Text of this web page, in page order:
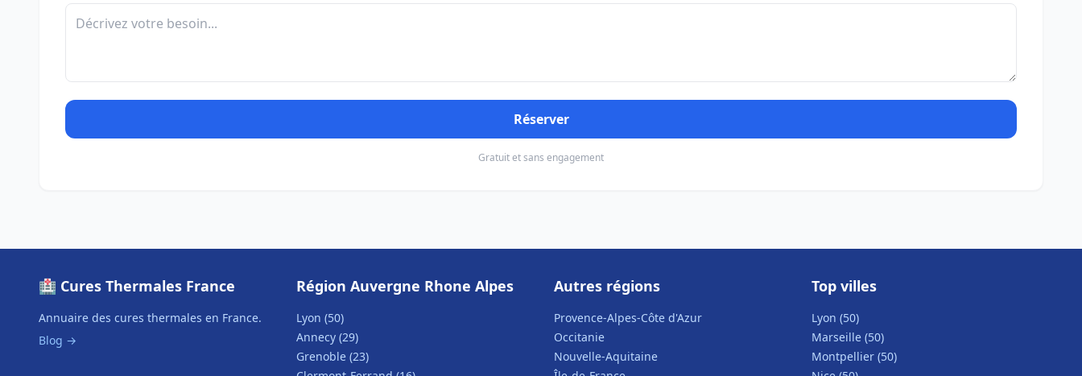
Réserver
Gratuit et sans engagement
🏥 Cures Thermales France
Annuaire des cures thermales en France.
Blog →
Région Auvergne Rhone Alpes
Lyon (50)
Annecy (29)
Grenoble (23)
Autres régions
Provence-Alpes-Côte d'Azur
Occitanie
Nouvelle-Aquitaine
Top villes
Lyon (50)
Marseille (50)
Montpellier (50)